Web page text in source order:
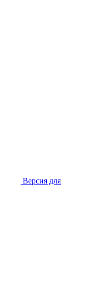
Версия для